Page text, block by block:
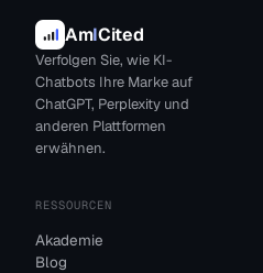
AmICited
Verfolgen Sie, wie KI-
Chatbots Ihre Marke auf
ChatGPT, Perplexity und
anderen Plattformen
erwähnen.
RESSOURCEN
Akademie
Blog